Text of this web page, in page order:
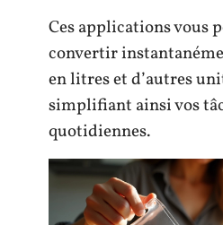
Ces applications vous
convertir
en litres et d’autres
simplifiant ainsi vos
quotidiennes.